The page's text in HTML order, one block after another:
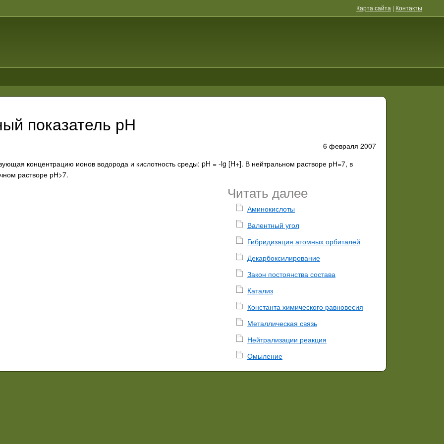
Карта сайта | Контакты
показатель рН
6 февраля 2007
концентрацию ионов водорода и кислотность среды: pH = -lg [H+]. В нейтральном растворе рН=7, в
растворе рН>7.
Читать далее
Аминокислоты
Валентный угол
Гибридизация атомных орбиталей
Декарбоксилирование
Закон постоянства состава
Катализ
Константа химического равновесия
Металлическая связь
Нейтрализации реакция
Омыление